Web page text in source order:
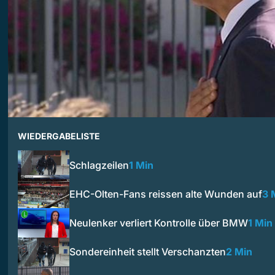
WIEDERGABELISTE
Schlagzeilen1 Min
EHC-Olten-Fans reissen alte Wunden auf3
Neulenker verliert Kontrolle über BMW1 Min
Sondereinheit stellt Verschanzten2 Min